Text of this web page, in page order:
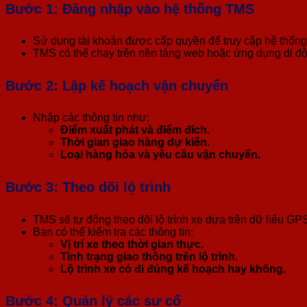
Bước 1: Đăng nhập vào hệ thống TMS
Sử dụng tài khoản được cấp quyền để truy cập hệ
TMS có thể chạy trên nền tảng web hoặc ứng dụng di
Bước 2: Lập kế hoạch vận chuyển
Nhập các thông tin như:
Điểm xuất phát và điểm đích.
Thời gian giao hàng dự kiến.
Loại hàng hóa và yêu cầu vận chuyển.
Bước 3: Theo dõi lộ trình
TMS sẽ tự động theo dõi lộ trình xe dựa trên dữ liệu
Bạn có thể kiểm tra các thông tin:
Vị trí xe theo thời gian thực.
Tình trạng giao thông trên lộ trình.
Lộ trình xe có đi đúng kế hoạch hay không.
Bước 4: Quản lý các sự cố